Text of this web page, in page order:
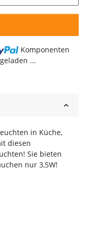
Komponenten
...
in Küche,
diesen
Sie bieten
nur 3,5W!